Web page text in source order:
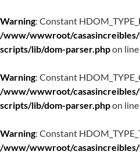
Warning: Constant
/www/wwwroot/
scripts/lib/dom-parser.phpon line
Warning: Constant
/www/wwwroot/
scripts/lib/dom-parser.phpon line
Warning: Constant
/www/wwwroot/